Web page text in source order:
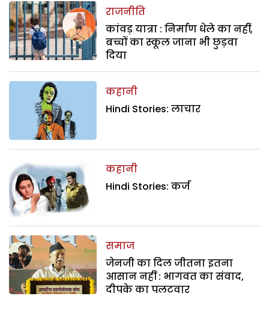
राजनीति
कांवड़ यात्रा : निर्माण धेले का नहीं,
बच्चों का स्कूल जाना भी छुड़वा
दिया
कहानी
Hindi Stories: लाचार
कहानी
Hindi Stories: कर्ज
समाज
जेनजी का दिल जीतना इतना
आसान नहीं : भागवत का संवाद,
दीपके का पलटवार